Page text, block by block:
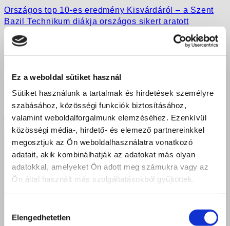
Ez a weboldal sütiket használ
Sütiket használunk a tartalmak és hirdetések személyre
szabásához, közösségi funkciók biztosításához,
valamint weboldalforgalmunk elemzéséhez. Ezenkívül
közösségi média-, hirdető- és elemező partnereinkkel
megosztjuk az Ön weboldalhasználatra vonatkozó
adatait, akik kombinálhatják az adatokat más olyan
adatokkal, amelyeket Ön adott meg számukra vagy az
Ön által használt más szolgáltatásokból gyűjtöttek.
kiválasztása
Elengedhetetlen
Országos top 10-es eredmény Kisvárdáról – a Szent
Bazil Technikum diákja országos sikert aratott